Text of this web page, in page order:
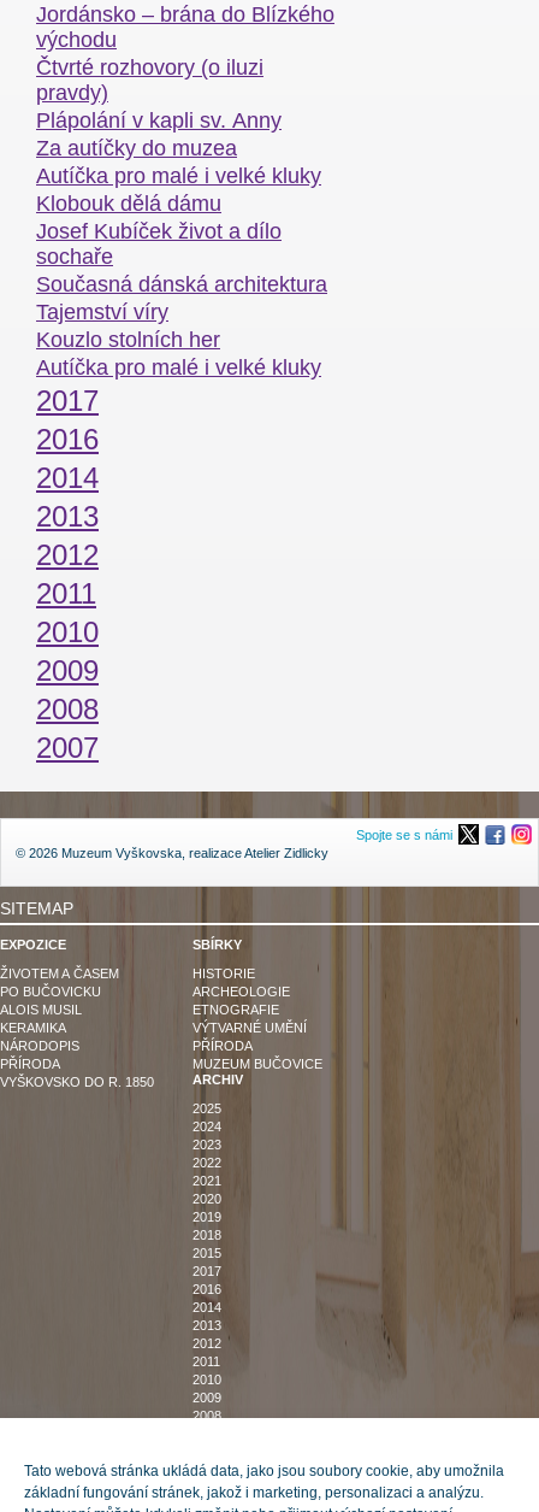
Tato webová stránka ukládá data, jako jsou soubory cookie, aby umožnila
základní fungování stránek, jakož i marketing, personalizaci a analýzu.
Jordánsko – brána do Blízkého
východu
Čtvrté rozhovory (o iluzi
pravdy)
Plápolání v kapli sv. Anny
Za autíčky do muzea
Autíčka pro malé i velké kluky
Klobouk dělá dámu
Josef Kubíček život a dílo
sochaře
Současná dánská architektura
Tajemství víry
Kouzlo stolních her
Autíčka pro malé i velké kluky
2017
2016
2014
2013
2012
2011
2010
2009
2008
2007
© 2026 Muzeum Vyškovska, realizaceAtelier Zidlicky
Spojte se s námi
SITEMAP
EXPOZICE
ŽIVOTEM A ČASEM
PO BUČOVICKU
ALOIS MUSIL
KERAMIKA
NÁRODOPIS
PŘÍRODA
VYŠKOVSKO DO R. 1850
SBÍRKY
HISTORIE
ARCHEOLOGIE
ETNOGRAFIE
VÝTVARNÉ UMĚNÍ
PŘÍRODA
MUZEUM BUČOVICE
ARCHIV
2025
2024
2023
2022
2021
2020
2019
2018
2015
2017
2016
2014
2013
2012
2011
2010
2009
2008
POZVÁNKY NA VÝSTAVY
BUDOVY
KNIHOVNA
DOKUMENTY